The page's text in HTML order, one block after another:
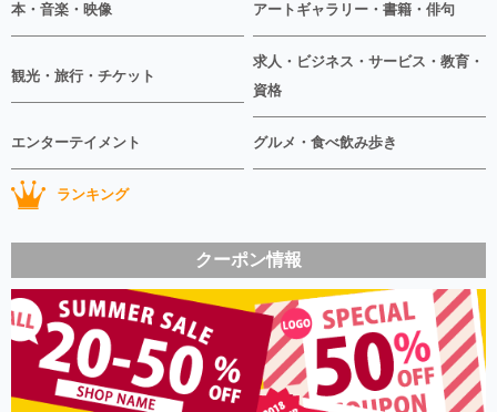
本・音楽・映像 アートギャラリー・書籍・俳句
観光・旅行・チケット
求人・ビジネス・サービス・教育・
資格
エンターテイメント グルメ・食べ飲み歩き
ランキング
クーポン情報